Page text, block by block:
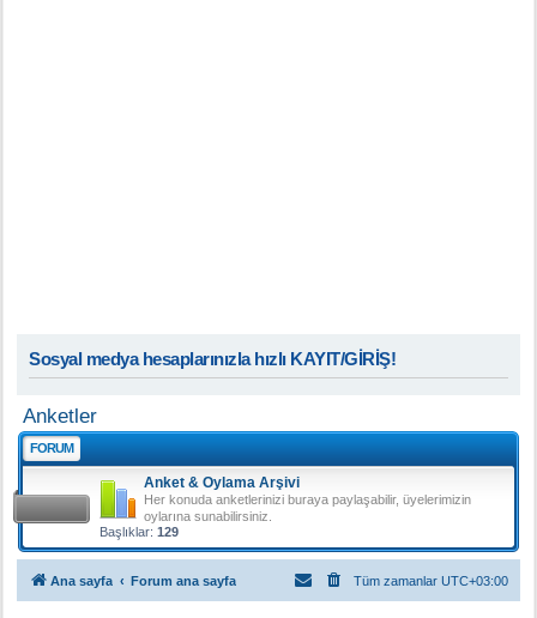
Sosyal medya hesaplarınızla hızlı KAYIT/GİRİŞ!
Anketler
FORUM
Anket & Oylama Arşivi
Her konuda anketlerinizi buraya paylaşabilir, üyelerimizin
oylarına sunabilirsiniz.
Başlıklar: 129
Ana sayfa Forum ana sayfa Tüm zamanlar UTC+03:00